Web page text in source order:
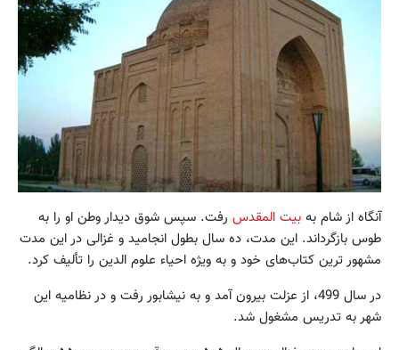
آنگاه از شام به بیت المقدس رفت. سپس شوق دیدار وطن او را به
طوس بازگرداند. این مدت، ده سال بطول انجامید و غزالی در این مدت
مشهور ترین کتاب‌های خود و به ویژه احیاء علوم الدین را تألیف کرد.
در سال 499، از عزلت بیرون آمد و به نیشابور رفت و در نظامیه این
شهر به تدریس مشغول شد.